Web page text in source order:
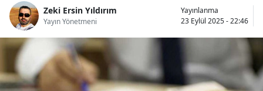
Balıkesir
Bingöl
Zeki Ersin Yıldırım
Yayın Yönetmeni
Yayınlanma
23 Eylül 2025 - 22:46